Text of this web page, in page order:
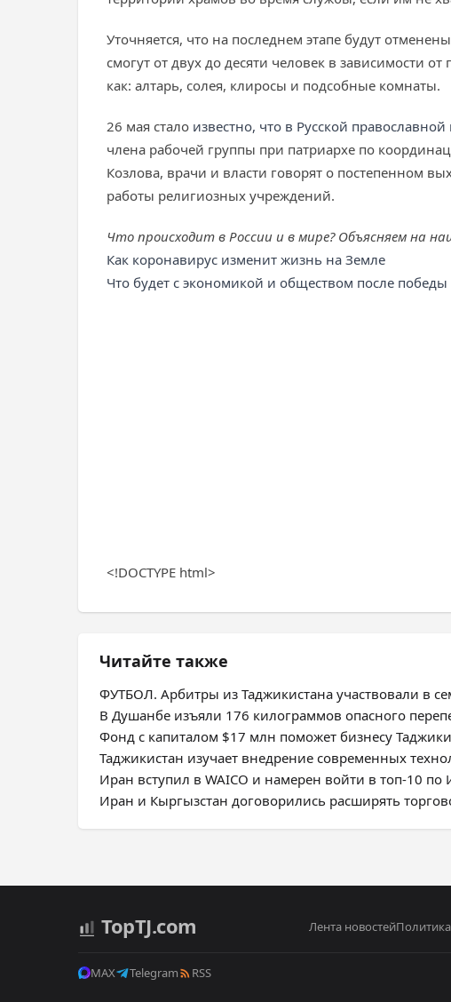
Уточняется, что на последнем этапе будут
смогут от двух до десяти человек в зависимости
как: алтарь, солея, клиросы и подсобные комнаты.
26 мая стало известно, что в Русской православной
члена рабочей группы при патриархе по
Козлова, врачи и власти говорят о постепенном
работы религиозных учреждений.
Что происходит в России и в мире? Объясняем на
Как коронавирус изменит жизнь на Земле
Что будет с экономикой и обществом после
<!DOCTYPE html>
Читайте также
ФУТБОЛ. Арбитры из Таджикистана участвовали в
В Душанбе изъяли 176 килограммов опасного
Фонд с капиталом $17 млн поможет бизнесу
Таджикистан изучает внедрение современных
Иран вступил в WAICO и намерен войти в топ-10 по
Иран и Кыргызстан договорились расширять
TopTJ.com Лента новостейПолитика
MAX Telegram RSS